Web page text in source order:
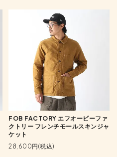
FOB FACTORY エフオービーファ
クトリー フレンチモールスキンジャ
ケット
28,600円(税込)